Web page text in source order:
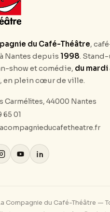
du Café-Théâtre,
Nantes depuis 1998.
show et comédie, du mardi
, en plein cœur de ville.
Carmélites, 44000 Nantes
65 01
Compagnie du Café-Théâtre —